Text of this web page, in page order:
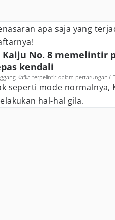
apa saja yang
Kaiju No. 8 memelintir
kendali
Kafka terpelintir dalam pertarungan (
seperti mode normalnya,
hal-hal gila.